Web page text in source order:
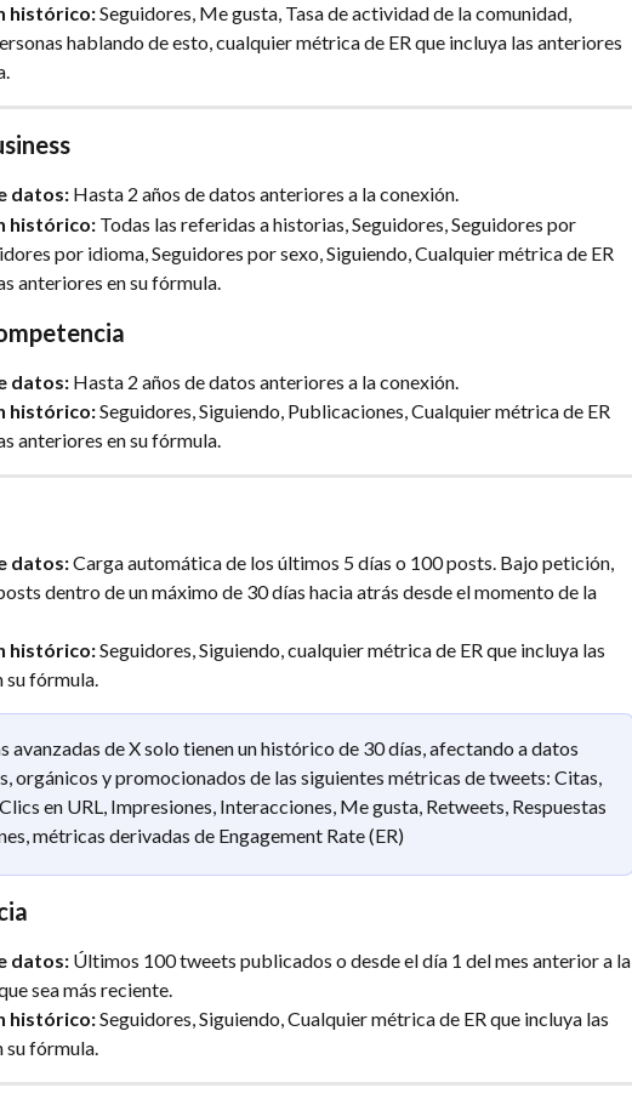
histórico: Seguidores​, Me gusta​, Tasa de actividad de la comunidad​,
hablando de esto​, cualquier métrica de ER que incluya las anteriores
datos: Hasta 2 años de datos anteriores a la conexión.
histórico: Todas las referidas a historias, Seguidores​, Seguidores por
por idioma​, Seguidores por sexo​, Siguiendo​​, Cualquier métrica de ER
anteriores en su fórmula.
datos: Hasta 2 años de datos anteriores a la conexión.
histórico: Seguidores​, Siguiendo​, Publicaciones​, Cualquier métrica de ER
anteriores en su fórmula.
datos: Carga automática de los últimos 5 días o 100 posts. Bajo petición,
dentro de un máximo de 30 días hacia atrás desde el momento de la
histórico: Seguidores​, Siguiendo​, cualquier métrica de ER que incluya las
su fórmula.
avanzadas de X solo tienen un histórico de 30 días, afectando a datos
orgánicos y promocionados de las siguientes métricas de tweets:​ Citas​,
en URL​, Impresiones, Interacciones, Me gusta​, Retweets​, Respuestas​
métricas derivadas de Engagement Rate (ER)
datos: Últimos 100 tweets publicados o desde el día 1 del mes anterior a la
sea más reciente.​
histórico: Seguidores​, Siguiendo​, Cualquier métrica de ER que incluya las
su fórmula.